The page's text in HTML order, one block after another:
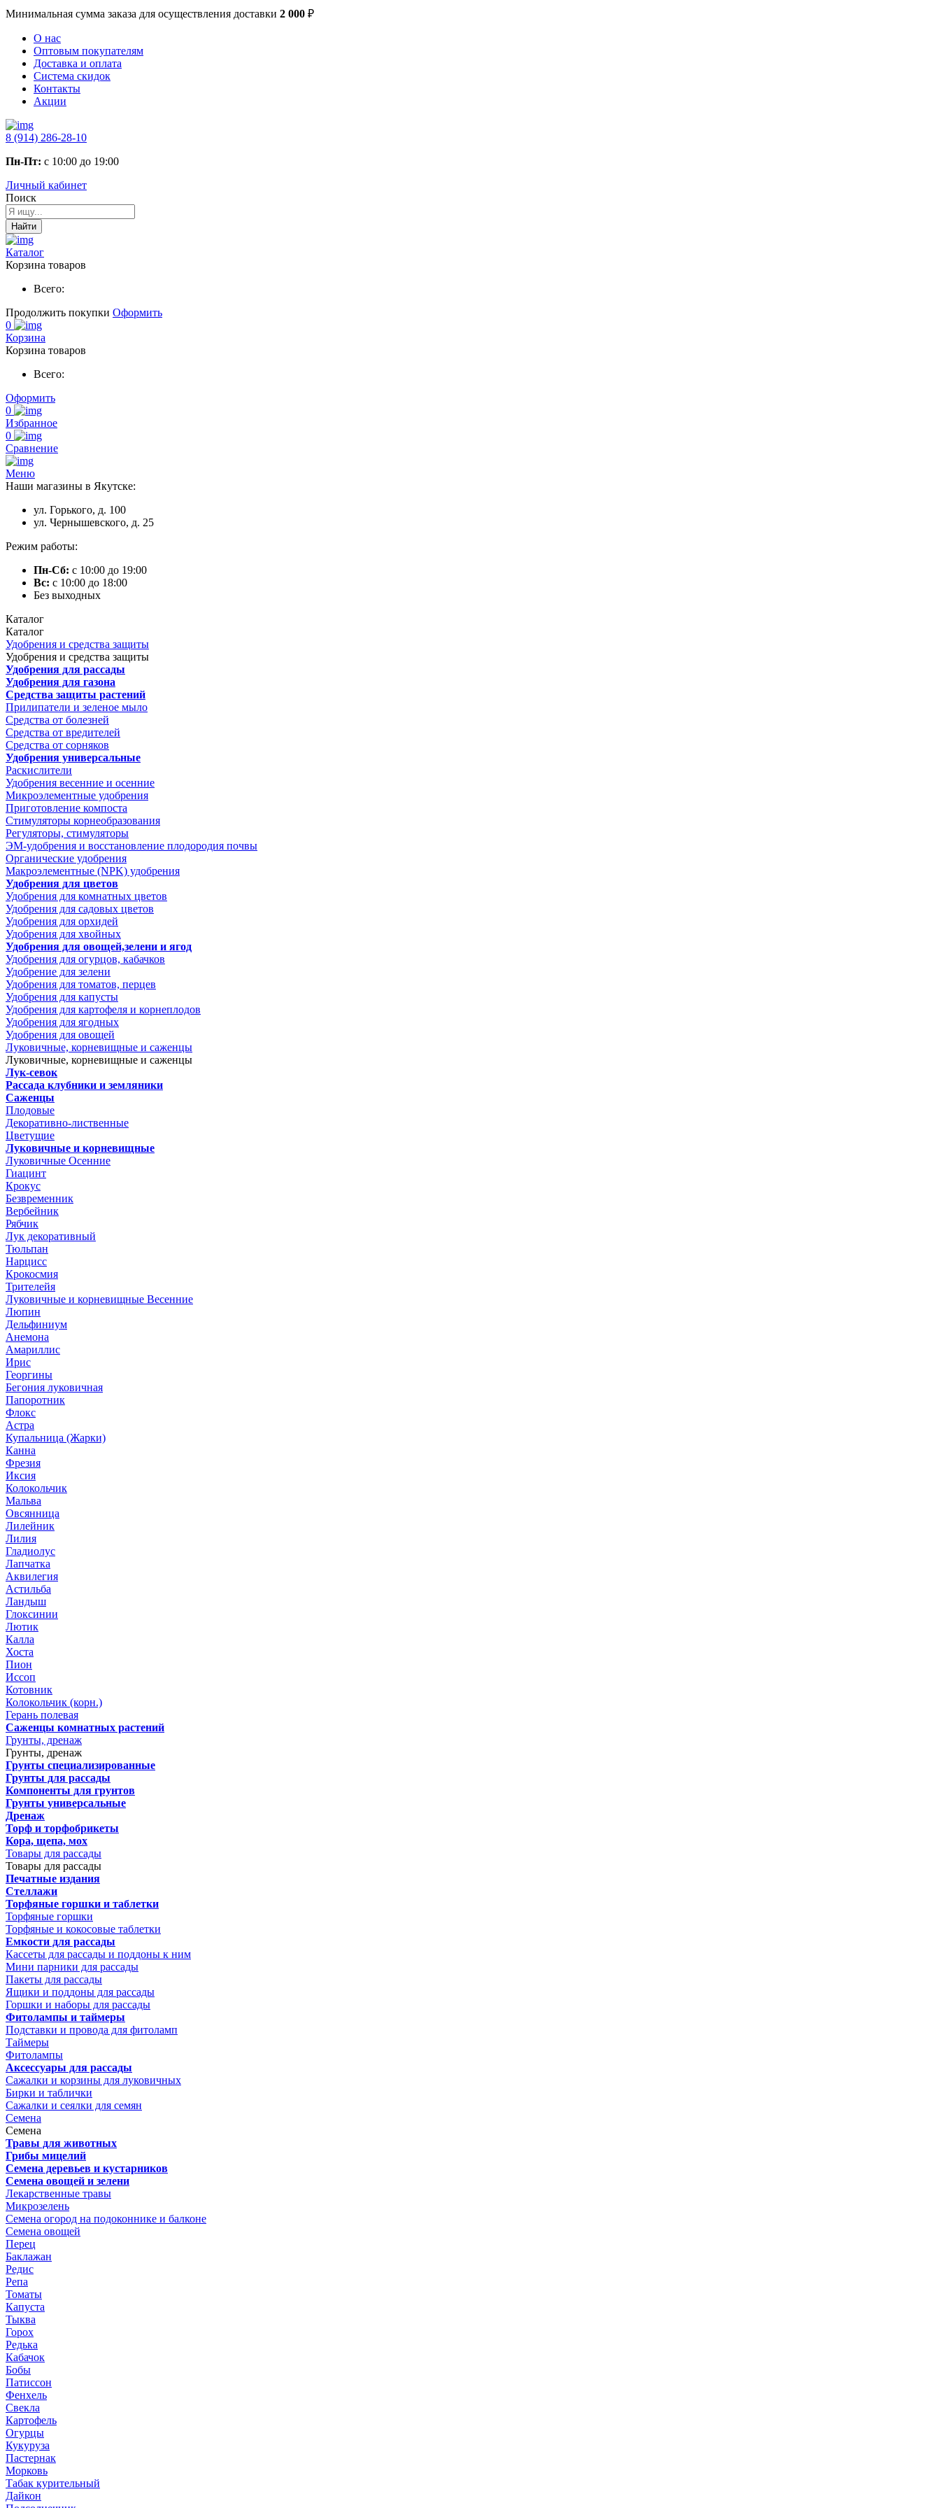
Минимальная сумма заказа для осуществления доставки 2 000 ₽
О нас
Оптовым покупателям
Доставка и оплата
Система скидок
Контакты
Акции
8 (914) 286-28-10
Пн-Пт: с 10:00 до 19:00
Личный кабинет
Поиск
Найти
Каталог
Корзина товаров
Всего:
Продолжить покупки Оформить
0
Корзина
Корзина товаров
Всего:
Оформить
0
Избранное
0
Сравнение
Меню
Наши магазины в Якутске:
ул. Горького, д. 100
ул. Чернышевского, д. 25
Режим работы:
Пн-Сб: с 10:00 до 19:00
Вс: с 10:00 до 18:00
Без выходных
Каталог
Каталог
Удобрения и средства защиты
Удобрения и средства защиты
Удобрения для рассады
Удобрения для газона
Средства защиты растений
Прилипатели и зеленое мыло
Средства от болезней
Средства от вредителей
Средства от сорняков
Удобрения универсальные
Раскислители
Удобрения весенние и осенние
Микроэлементные удобрения
Приготовление компоста
Стимуляторы корнеобразования
Регуляторы, стимуляторы
ЭМ-удобрения и восстановление плодородия почвы
Органические удобрения
Макроэлементные (NPK) удобрения
Удобрения для цветов
Удобрения для комнатных цветов
Удобрения для садовых цветов
Удобрения для орхидей
Удобрения для хвойных
Удобрения для овощей,зелени и ягод
Удобрения для огурцов, кабачков
Удобрение для зелени
Удобрения для томатов, перцев
Удобрения для капусты
Удобрения для картофеля и корнеплодов
Удобрения для ягодных
Удобрения для овощей
Луковичные, корневищные и саженцы
Луковичные, корневищные и саженцы
Лук-севок
Рассада клубники и земляники
Саженцы
Плодовые
Декоративно-лиственные
Цветущие
Луковичные и корневищные
Луковичные Осенние
Гиацинт
Крокус
Безвременник
Вербейник
Рябчик
Лук декоративный
Тюльпан
Нарцисс
Крокосмия
Трителейя
Луковичные и корневищные Весенние
Люпин
Дельфиниум
Анемона
Амариллис
Ирис
Георгины
Бегония луковичная
Папоротник
Флокс
Астра
Купальница (Жарки)
Канна
Фрезия
Иксия
Колокольчик
Мальва
Овсянница
Лилейник
Лилия
Гладиолус
Лапчатка
Аквилегия
Астильба
Ландыш
Глоксинии
Лютик
Калла
Хоста
Пион
Иссоп
Котовник
Колокольчик (корн.)
Герань полевая
Саженцы комнатных растений
Грунты, дренаж
Грунты, дренаж
Грунты специализированные
Грунты для рассады
Компоненты для грунтов
Грунты универсальные
Дренаж
Торф и торфобрикеты
Кора, щепа, мох
Товары для рассады
Товары для рассады
Печатные издания
Стеллажи
Торфяные горшки и таблетки
Торфяные горшки
Торфяные и кокосовые таблетки
Емкости для рассады
Кассеты для рассады и поддоны к ним
Мини парники для рассады
Пакеты для рассады
Ящики и поддоны для рассады
Горшки и наборы для рассады
Фитолампы и таймеры
Подставки и провода для фитоламп
Таймеры
Фитолампы
Аксессуары для рассады
Сажалки и корзины для луковичных
Бирки и таблички
Сажалки и сеялки для семян
Семена
Семена
Травы для животных
Грибы мицелий
Семена деревьев и кустарников
Семена овощей и зелени
Лекарственные травы
Микрозелень
Семена огород на подоконнике и балконе
Семена овощей
Перец
Баклажан
Редис
Репа
Томаты
Капуста
Тыква
Горох
Редька
Кабачок
Бобы
Патиссон
Фенхель
Свекла
Картофель
Огурцы
Кукуруза
Пастернак
Морковь
Табак курительный
Дайкон